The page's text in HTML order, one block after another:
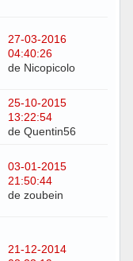
27-03-2016
04:40:26
de Nicopicolo
25-10-2015
13:22:54
de Quentin56
03-01-2015
21:50:44
de zoubein
21-12-2014